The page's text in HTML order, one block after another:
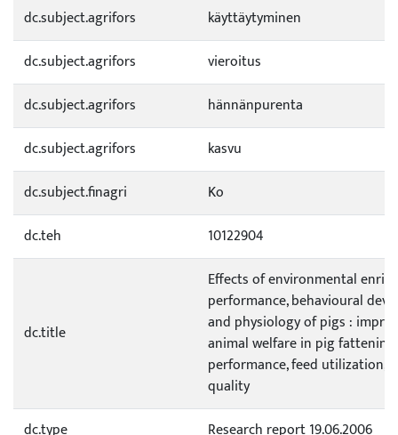
dc.subject.agrifors
käyttäytyminen
dc.subject.agrifors
vieroitus
dc.subject.agrifors
hännänpurenta
dc.subject.agrifors
kasvu
dc.subject.finagri
Ko
dc.teh
10122904
dc.title
Effects of environmental
performance, behavioural
and physiology of pigs :
animal welfare in pig
performance, feed utilization,
quality
dc.type
Research report 19.06.2006